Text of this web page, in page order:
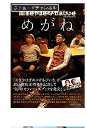
さまぁ～ずチャンネル